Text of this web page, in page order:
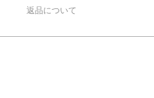
返品について